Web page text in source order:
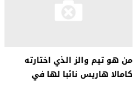
من هو تيم والز الذي اختارته
كامالا هاريس نائبا لها في